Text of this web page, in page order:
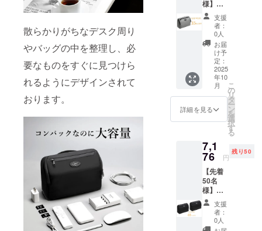
散らかりがちなデスク周り
やバッグの中を整理し、必
要なものをすぐに見つけら
れるようにデザインされて
おります。
のバラン
ス。
これから
も、皆さま
の暮らしに
小さな便利
さと楽しさ
をプラスで
きる商品を
まいりま
一般販
売予定
価格：
5,980円
→3,887
円（税
込・送
料込）
様】
「コン
パック
なのに
大容
量！高
機能で
収納の
悩みを
軽減
へ！優
れた自
立式
ポー
色系」
早期ご
支援特
割
【35％
OFF】
一般販
売予定
価格：
5,980円
支援
者：
0人
お届
け予
定：
2025
年10
月
詳細を見る
こ
の
リ
タ
ー
ン
を
選
択
す
る
7,1
76 円
残り50
【先着
50名
様】
「コン
パック
なのに
大容
支援
者：
0人